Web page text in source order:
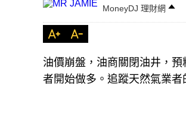
MoneyDJ 理財網
油價崩盤，油商關閉油井，
者開始做多。追蹤天然氣業